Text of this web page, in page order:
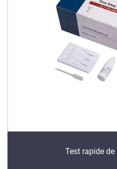
Test rapide